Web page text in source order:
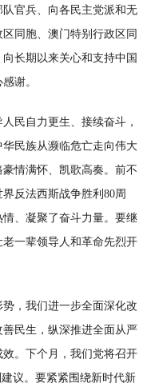
官兵、向各民主党派和无
同胞、澳门特别行政区同
长期以来关心和支持中国
谢。
民自力更生、接续奋斗，
民族从濒临危亡走向伟大
情满怀、凯歌高奏。前不
反法西斯战争胜利80周
、凝聚了奋斗力量。要继
一辈领导人和革命先烈开
，我们进一步全面深化改
民生，纵深推进全面从严
。下个月，我们党将召开
议。要紧紧围绕新时代新